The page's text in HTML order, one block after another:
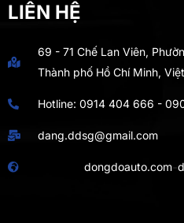
LIÊN HỆ
69 - 71 Chế Lan Viên,
Thành phố Hồ Chí Minh,
Hotline: 0914 404 666 -
dang.ddsg@gmail.com
dongdoauto.com-